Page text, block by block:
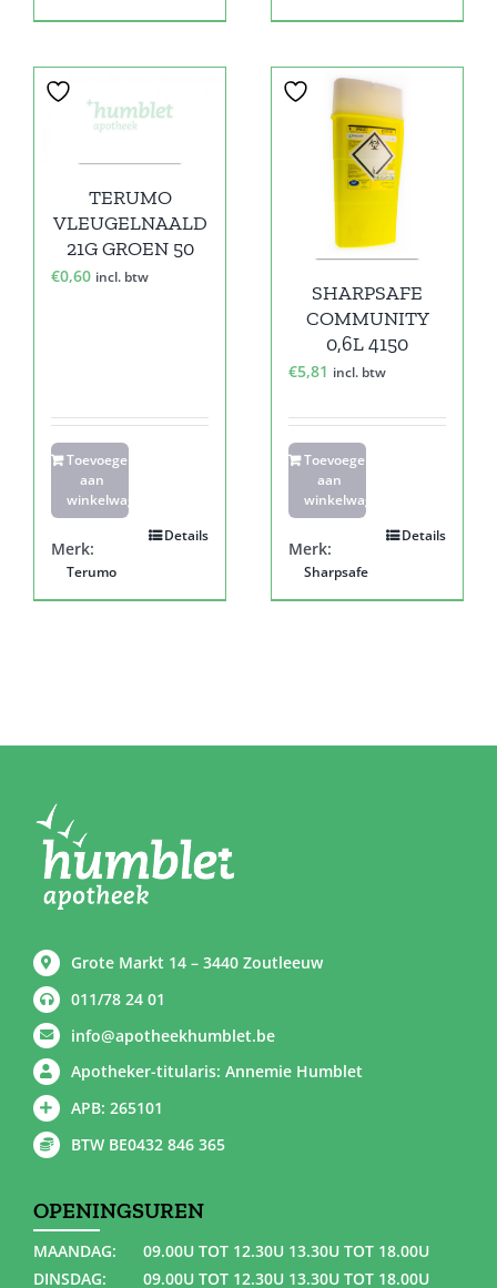
TERUMO
VLEUGELNAALD
21G GROEN 50
€0,60 incl. btw
Toevoegen
aan
winkelwagen
Details
Merk:
Terumo
SHARPSAFE
COMMUNITY
0,6L 4150
€5,81 incl. btw
Toevoegen
aan
winkelwagen
Details
Merk:
Sharpsafe
Grote Markt 14 – 3440 Zoutleeuw
011/78 24 01
info@apotheekhumblet.be
Apotheker-titularis: Annemie Humblet
APB: 265101
BTW BE0432 846 365
OPENINGSUREN
MAANDAG:
09.00U TOT 12.30U 13.30U TOT 18.00U
DINSDAG:
09.00U TOT 12.30U 13.30U TOT 18.00U